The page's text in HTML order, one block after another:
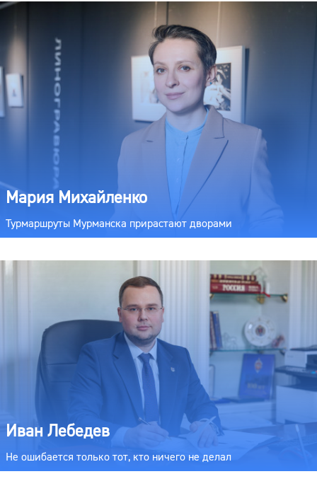
Мария Михайленко
Турмаршруты Мурманска прирастают дворами
Иван Лебедев
Не ошибается только тот, кто ничего не делал